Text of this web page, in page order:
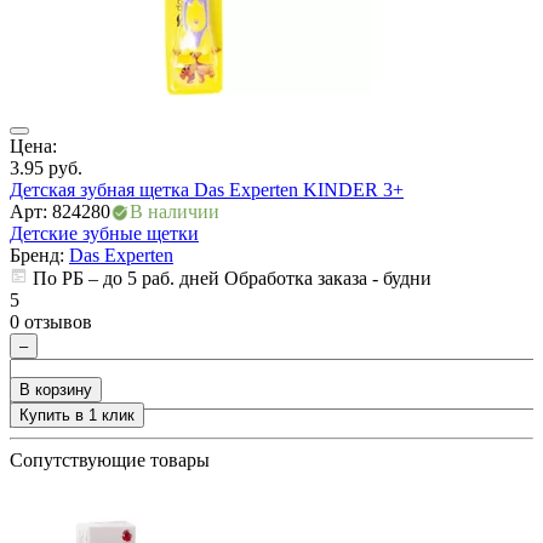
Цена:
3.95 руб.
Детская зубная щетка Das Experten KINDER 3+
Арт: 824280
В наличии
Детские зубные щетки
Бренд: Das Experten
По РБ – до 5 раб. дней Обработка заказа - будни
5
0 отзывов
–
+
В корзину
Купить в 1 клик
Сопутствующие товары